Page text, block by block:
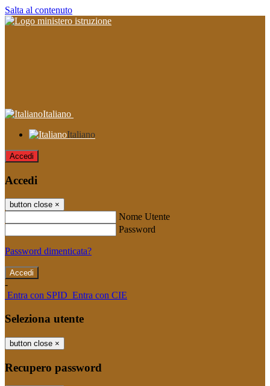
Salta al contenuto
Italiano
Italiano
Accedi
Accedi
button close ×
Nome Utente
Password
Password dimenticata?
-
Entra con SPID Entra con CIE
Seleziona utente
button close ×
Recupero password